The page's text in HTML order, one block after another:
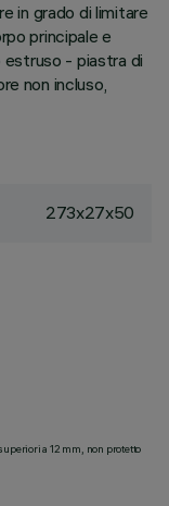
in grado di limitare
principale e
estruso - piastra di
non incluso,
273x27x50
a 12 mm, non protetto